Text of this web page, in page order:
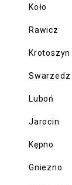
Koło
Rawicz
Krotoszyn
Swarzedz
Luboń
Jarocin
Kępno
Gniezno